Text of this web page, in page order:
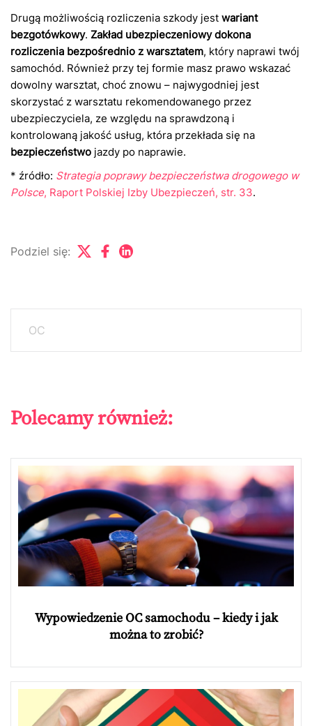
Drugą możliwością rozliczenia szkody jest wariant
bezgotówkowy. Zakład ubezpieczeniowy dokona
rozliczenia bezpośrednio z warsztatem, który naprawi twój
samochód. Również przy tej formie masz prawo wskazać
dowolny warsztat, choć znowu – najwygodniej jest
skorzystać z warsztatu rekomendowanego przez
ubezpieczyciela, ze względu na sprawdzoną i
kontrolowaną jakość usług, która przekłada się na
bezpieczeństwo jazdy po naprawie.
* źródło: Strategia poprawy bezpieczeństwa drogowego w
Polsce, Raport Polskiej Izby Ubezpieczeń, str. 33.
Podziel się:
OC
Polecamy również:
Wypowiedzenie OC samochodu – kiedy i jak
można to zrobić?